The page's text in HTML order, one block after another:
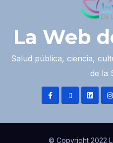
La Web
Salud pública, ciencia,
de la
© Copyright 2022